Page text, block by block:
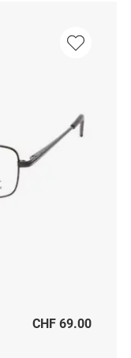
CHF 69.00